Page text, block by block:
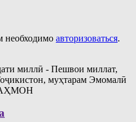
необходимо авторизоваться.
миллӣ - Пешвои миллат,
муҳтарам Эмомалӣ